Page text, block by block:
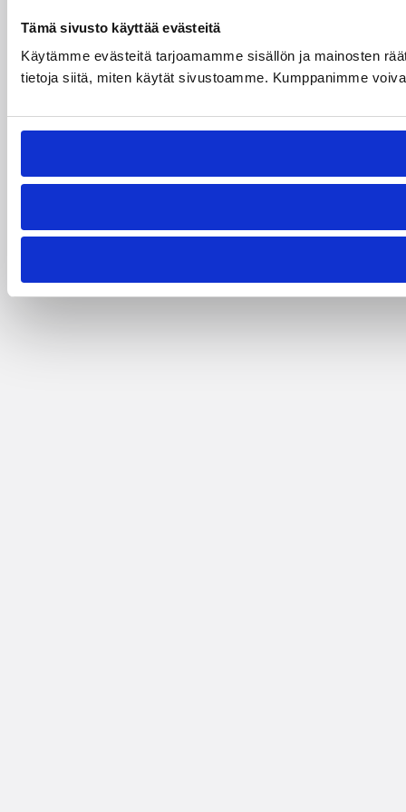
Tämä sivusto käyttää evästeitä
Käytämme evästeitä tarjoamamme sisällön ja mainosten
tietoja siitä, miten käytät sivustoamme. Kumppanimme